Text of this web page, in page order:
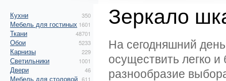
Кухни 350
Мебель для гостиных 1601
Ткани 48701
Обои 5233
Карнизы 229
Светильники 1001
Двери 46
Мебель для столовой 611
Зеркало
На сегодняшний
осуществить легко
разнообразие